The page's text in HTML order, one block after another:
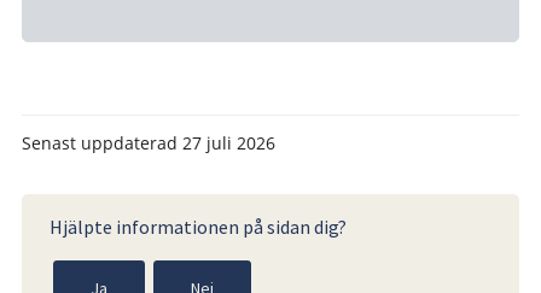
Senast uppdaterad 27 juli 2026
Hjälpte informationen på sidan dig?
Ja Nej